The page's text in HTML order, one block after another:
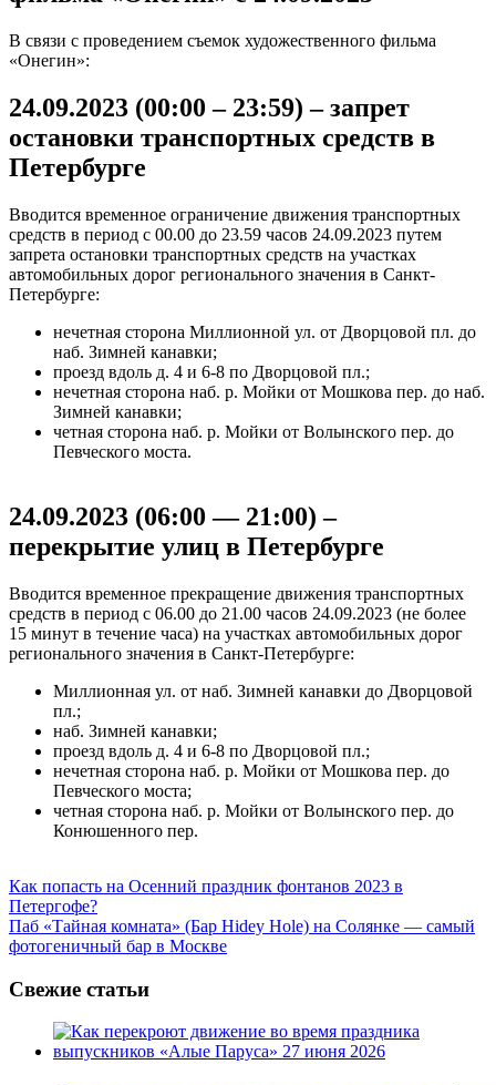
В связи с проведением съемок художественного фильма
«Онегин»:
24.09.2023 (00:00 – 23:59) – запрет
остановки транспортных средств в
Петербурге
Вводится временное ограничение движения транспортных
средств в период с 00.00 до 23.59 часов 24.09.2023 путем
запрета остановки транспортных средств на участках
автомобильных дорог регионального значения в Санкт-
Петербурге:
нечетная сторона Миллионной ул. от Дворцовой пл. до
наб. Зимней канавки;
проезд вдоль д. 4 и 6-8 по Дворцовой пл.;
нечетная сторона наб. р. Мойки от Мошкова пер. до наб.
Зимней канавки;
четная сторона наб. р. Мойки от Волынского пер. до
Певческого моста.
24.09.2023 (06:00 — 21:00) –
перекрытие улиц в Петербурге
Вводится временное прекращение движения транспортных
средств в период с 06.00 до 21.00 часов 24.09.2023 (не более
15 минут в течение часа) на участках автомобильных дорог
регионального значения в Санкт-Петербурге:
Миллионная ул. от наб. Зимней канавки до Дворцовой
пл.;
наб. Зимней канавки;
проезд вдоль д. 4 и 6-8 по Дворцовой пл.;
нечетная сторона наб. р. Мойки от Мошкова пер. до
Певческого моста;
четная сторона наб. р. Мойки от Волынского пер. до
Конюшенного пер.
Навигация
по
записям
Как попасть на Осенний праздник фонтанов 2023 в
Петергофе?
Паб «Тайная комната» (Бар Hidey Hole) на Солянке — самый
фотогеничный бар в Москве
Свежие статьи